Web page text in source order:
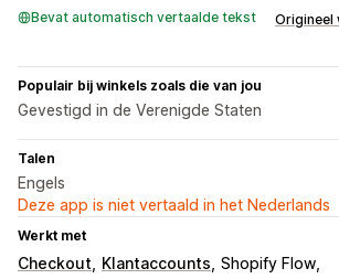
Bevat automatisch vertaalde tekst Origineel
Populair bij winkels zoals die van jou
Gevestigd in de Verenigde Staten
Talen
Engels
Deze app is niet vertaald in het Nederlands
Werkt met
Checkout Klantaccounts Shopify Flow